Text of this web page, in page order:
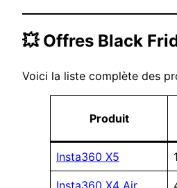
💥 Offres Black
Voici la liste complète des
Produit
Insta360 X5
Insta360 X4 Air